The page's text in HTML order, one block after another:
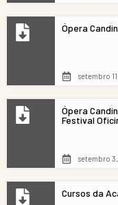
Ópera
setembro
Ópera
Festival
setembro
Cursos da